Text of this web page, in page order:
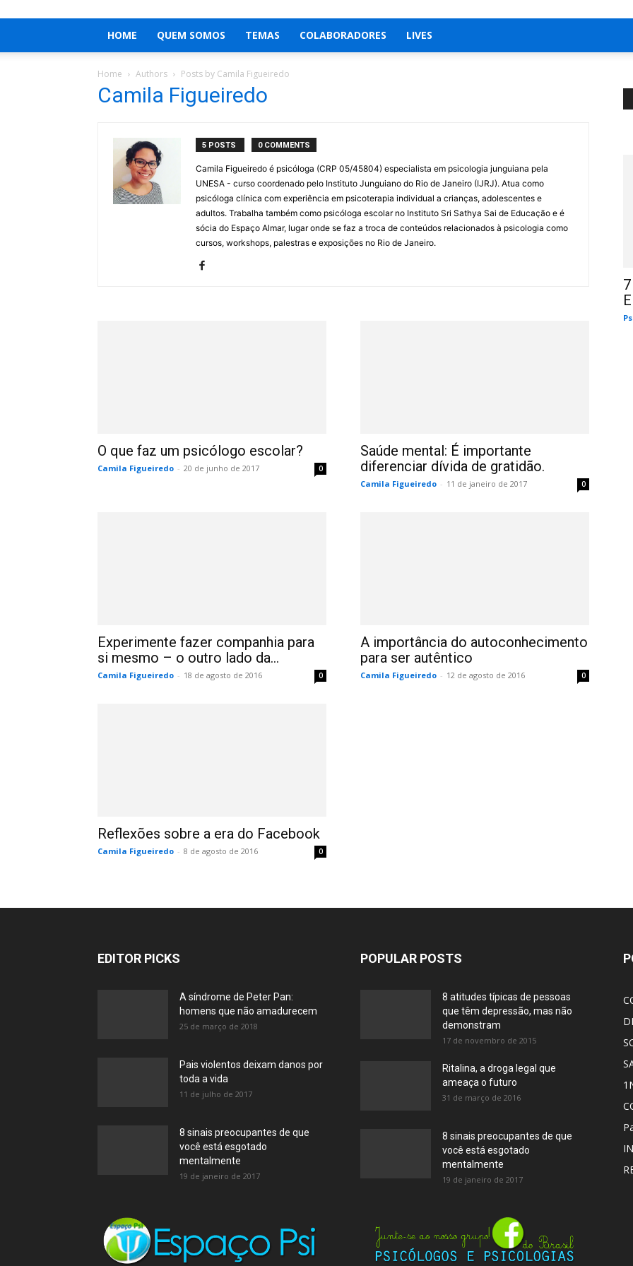
HOME QUEM SOMOS TEMAS COLABORADORES LIVES
Home Authors Posts by Camila Figueiredo
Camila Figueiredo
5 POSTS 0 COMMENTS
Camila Figueiredo é psicóloga (CRP 05/45804) especialista em psicologia junguiana pela
UNESA - curso coordenado pelo Instituto Junguiano do Rio de Janeiro (IJRJ). Atua como
psicóloga clínica com experiência em psicoterapia individual a crianças, adolescentes e
adultos. Trabalha também como psicóloga escolar no Instituto Sri Sathya Sai de Educação e é
sócia do Espaço Almar, lugar onde se faz a troca de conteúdos relacionados à psicologia como
cursos, workshops, palestras e exposições no Rio de Janeiro.
O que faz um psicólogo escolar?
Camila Figueiredo - 20 de junho de 2017 0
Saúde mental: É importante
diferenciar dívida de gratidão.
Camila Figueiredo - 11 de janeiro de 2017 0
Experimente fazer companhia para
si mesmo – o outro lado da...
Camila Figueiredo - 18 de agosto de 2016 0
A importância do autoconhecimento
para ser autêntico
Camila Figueiredo - 12 de agosto de 2016 0
Reflexões sobre a era do Facebook
Camila Figueiredo - 8 de agosto de 2016 0
EDITOR PICKS
A síndrome de Peter Pan:
homens que não amadurecem
25 de março de 2018
Pais violentos deixam danos por
toda a vida
11 de julho de 2017
8 sinais preocupantes de que
você está esgotado
mentalmente
19 de janeiro de 2017
POPULAR POSTS
8 atitudes típicas de pessoas
que têm depressão, mas não
demonstram
17 de novembro de 2015
Ritalina, a droga legal que
ameaça o futuro
31 de março de 2016
8 sinais preocupantes de que
você está esgotado
mentalmente
19 de janeiro de 2017